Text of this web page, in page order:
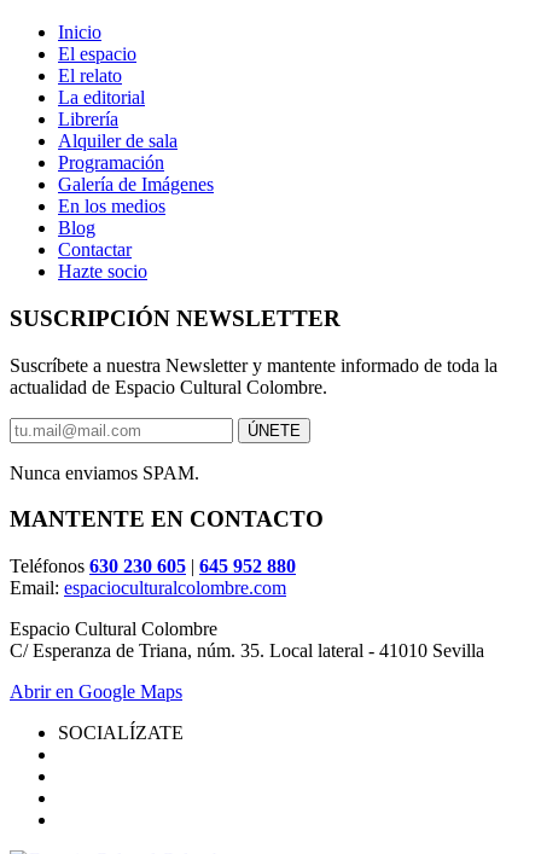
Inicio
El espacio
El relato
La editorial
Librería
Alquiler de sala
Programación
Galería de Imágenes
En los medios
Blog
Contactar
Hazte socio
SUSCRIPCIÓN NEWSLETTER
Suscríbete a nuestra Newsletter y mantente informado de toda la
actualidad de Espacio Cultural Colombre.
Nunca enviamos SPAM.
MANTENTE EN CONTACTO
Teléfonos 630 230 605 | 645 952 880
Email: espacioculturalcolombre.com
Espacio Cultural Colombre
C/ Esperanza de Triana, núm. 35. Local lateral - 41010 Sevilla
Abrir en Google Maps
SOCIALÍZATE